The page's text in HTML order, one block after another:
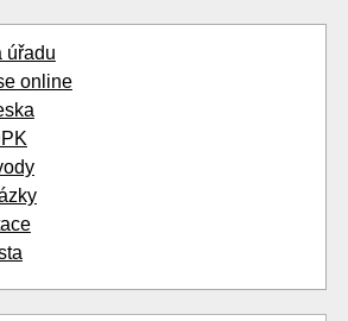
úřadu
online